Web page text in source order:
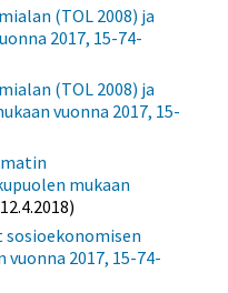
(TOL 2008) ja
2017, 15-74-
(TOL 2008) ja
vuonna 2017, 15-
mukaan
sosioekonomisen
vuonna 2017, 15-74-